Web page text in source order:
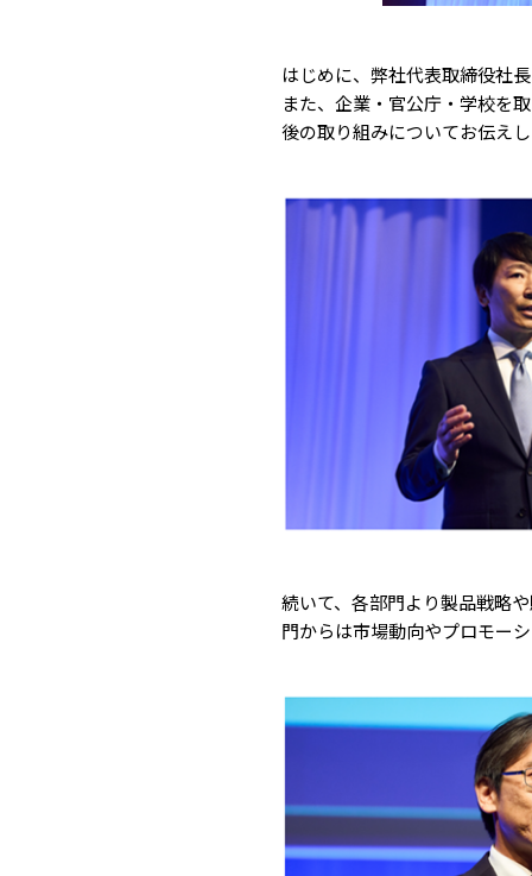
はじめに、弊社代表取締役社
また、企業・官公庁・学校を
後の取り組みについてお伝え
続いて、各部門より製品戦略
門からは市場動向やプロモー